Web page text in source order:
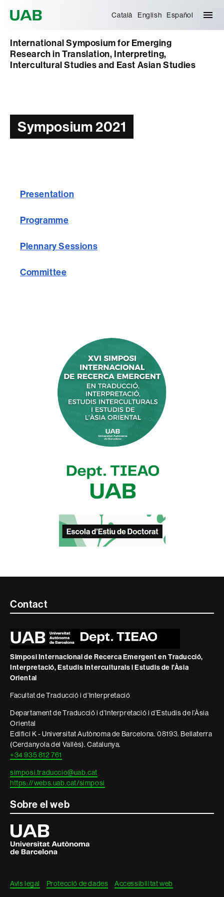
Català English Español
International Symposium for Emerging
Research in Translation, Interpreting,
Intercultural Studies and East Asian Studies
Symposium 2021
Presentation
Programme
Plennary Sessions
Committee
Contacte
informació
legal
Contact
Simposi Internacional de Recerca Emergent en Traducció,
Interpretació, Estudis Interculturals i Estudis de l’Àsia
Oriental
Facultat de Traducció i d’Interpretació
Departament de Traducció i d’Interpretació i d’Estudis de l’Àsia
Oriental
Edifici K - Universitat Autònoma de Barcelona. 08193. Bellaterra
(Cerdanyola del Vallès). Catalunya.
+34 935 812 761
simposi.traduccio@uab.cat
https://webs.uab.cat/simposi
Sobre el web
Universitat
Autònoma
de
Barcelona
Avís legal Protecció de dades Accessibilitat web